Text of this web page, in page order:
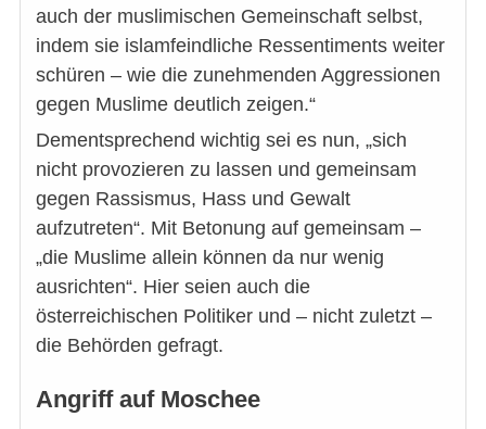
auch der muslimischen Gemeinschaft selbst,
indem sie islamfeindliche Ressentiments weiter
schüren – wie die zunehmenden Aggressionen
gegen Muslime deutlich zeigen.“
Dementsprechend wichtig sei es nun, „sich
nicht provozieren zu lassen und gemeinsam
gegen Rassismus, Hass und Gewalt
aufzutreten“. Mit Betonung auf gemeinsam –
„die Muslime allein können da nur wenig
ausrichten“. Hier seien auch die
österreichischen Politiker und – nicht zuletzt –
die Behörden gefragt.
Angriff auf Moschee